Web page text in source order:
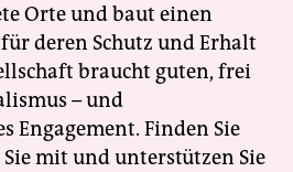
Orte und baut einen
deren Schutz und Erhalt
braucht guten, frei
– und
Engagement. Finden Sie
mit und unterstützen Sie